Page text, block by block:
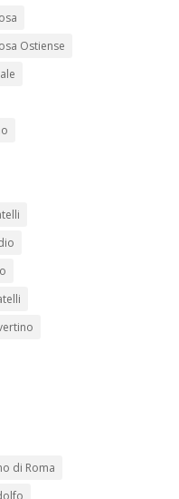
Ostiense
di Roma